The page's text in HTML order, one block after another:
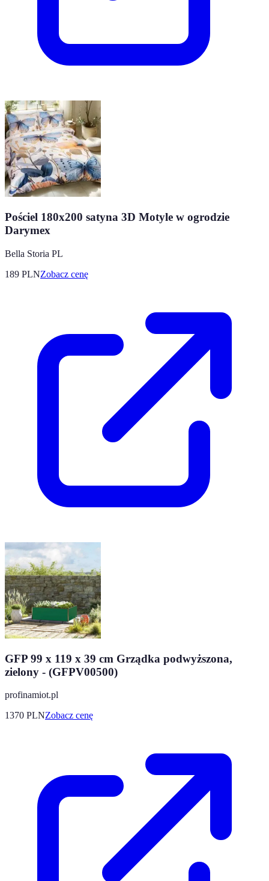
Pościel 180x200 satyna 3D Motyle w ogrodzie
Darymex
Bella Storia PL
189 PLNZobacz cenę
GFP 99 x 119 x 39 cm Grządka podwyższona,
zielony - (GFPV00500)
profinamiot.pl
1370 PLNZobacz cenę